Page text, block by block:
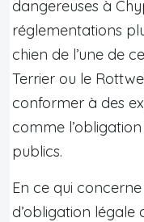
dangereuses à
réglementations
chien de l’une de
Terrier ou le
conformer à des
comme
publics.
En ce qui concerne
d’obligation légale